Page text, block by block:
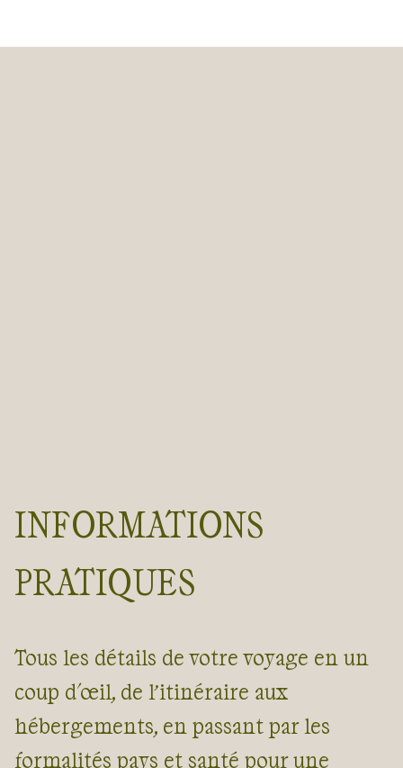
INFORMATIONS
PRATIQUES
Tous les détails de votre voyage en un
coup d'œil, de l’itinéraire aux
hébergements, en passant par les
formalités pays et santé pour une